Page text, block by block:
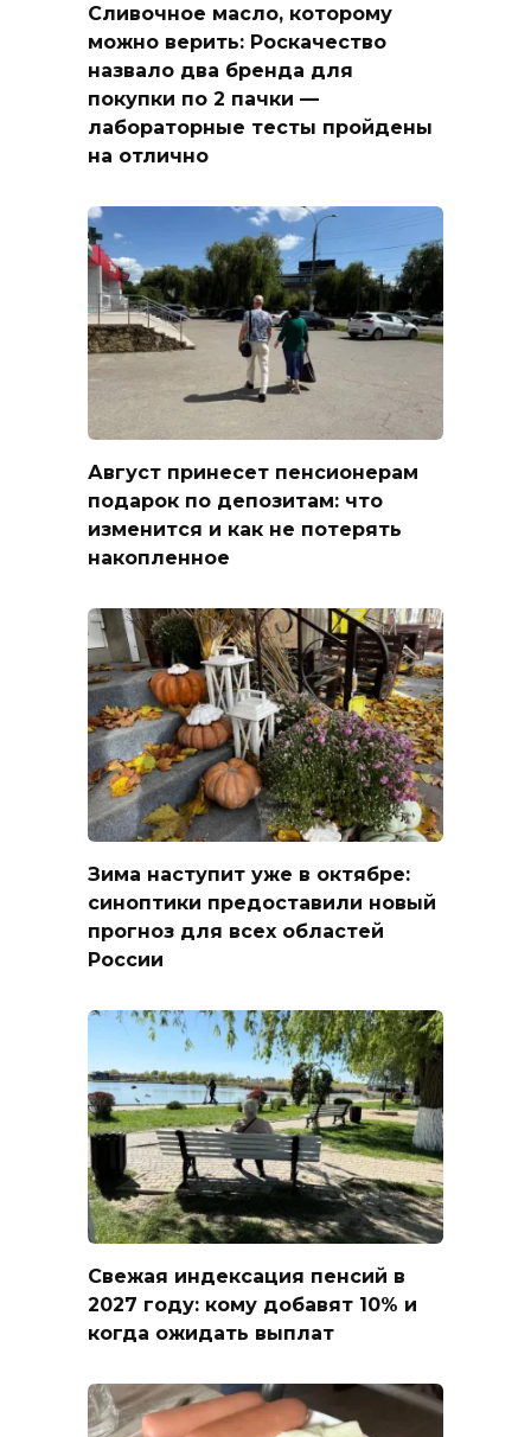
Сливочное масло, которому
можно верить: Роскачество
назвало два бренда для
покупки по 2 пачки —
лабораторные тесты пройдены
на отлично
Август принесет пенсионерам
подарок по депозитам: что
изменится и как не потерять
накопленное
Зима наступит уже в октябре:
синоптики предоставили новый
прогноз для всех областей
России
Свежая индексация пенсий в
2027 году: кому добавят 10% и
когда ожидать выплат